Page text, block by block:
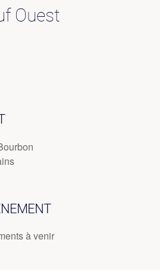
Ouest
à venir